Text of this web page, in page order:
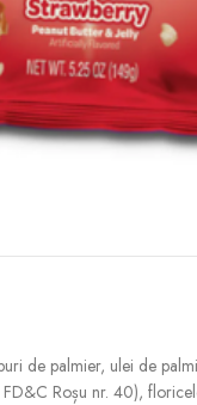
de palmier, ulei de
Roșu nr. 40),